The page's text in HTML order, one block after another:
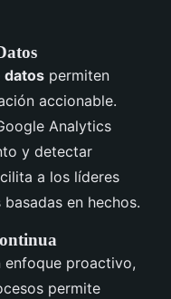
datos permiten
accionable.
Analytics
y detectar
a los líderes
en hechos.
enfoque proactivo,
permite